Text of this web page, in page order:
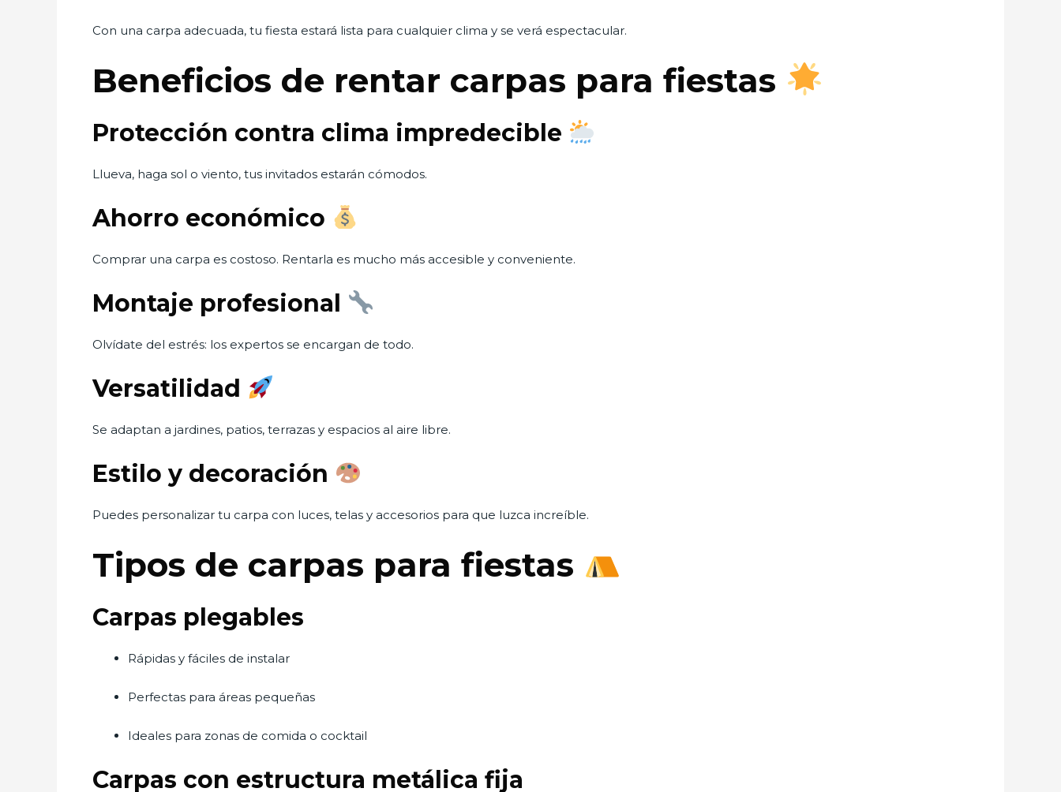
Con una carpa adecuada, tu fiesta estará lista para cualquier clima y se verá espectacular.
Beneficios de rentar carpas para fiestas
Protección contra clima impredecible
Llueva, haga sol o viento, tus invitados estarán cómodos.
Ahorro económico
Comprar una carpa es costoso. Rentarla es mucho más accesible y conveniente.
Montaje profesional
Olvídate del estrés: los expertos se encargan de todo.
Versatilidad
Se adaptan a jardines, patios, terrazas y espacios al aire libre.
Estilo y decoración
Puedes personalizar tu carpa con luces, telas y accesorios para que luzca increíble.
Tipos de carpas para fiestas
Carpas plegables
Rápidas y fáciles de instalar
Perfectas para áreas pequeñas
Ideales para zonas de comida o cocktail
Carpas con estructura metálica fija